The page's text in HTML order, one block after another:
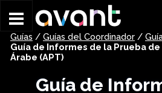
Guías / Guías del Coordinador /
Guía de Informes de la Prueba
Árabe (APT)
Guía de